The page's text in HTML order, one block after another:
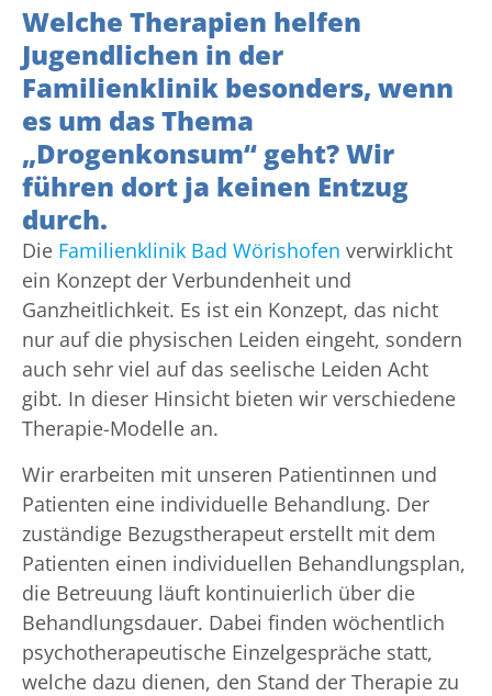
Welche Therapien helfen
Jugendlichen in der
Familienklinik besonders, wenn
es um das Thema
„Drogenkonsum“ geht? Wir
führen dort ja keinen Entzug
durch.
Die Familienklinik Bad Wörishofen verwirklicht
ein Konzept der Verbundenheit und
Ganzheitlichkeit. Es ist ein Konzept, das nicht
nur auf die physischen Leiden eingeht, sondern
auch sehr viel auf das seelische Leiden Acht
gibt. In dieser Hinsicht bieten wir verschiedene
Therapie-Modelle an.
Wir erarbeiten mit unseren Patientinnen und
Patienten eine individuelle Behandlung. Der
zuständige Bezugstherapeut erstellt mit dem
Patienten einen individuellen Behandlungsplan,
die Betreuung läuft kontinuierlich über die
Behandlungsdauer. Dabei finden wöchentlich
psychotherapeutische Einzelgespräche statt,
welche dazu dienen, den Stand der Therapie zu